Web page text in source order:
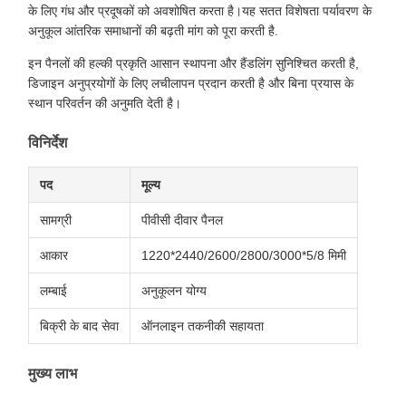
के लिए गंध और प्रदूषकों को अवशोषित करता है।यह सतत विशेषता पर्यावरण के
अनुकूल आंतरिक समाधानों की बढ़ती मांग को पूरा करती है.
इन पैनलों की हल्की प्रकृति आसान स्थापना और हैंडलिंग सुनिश्चित करती है,
डिजाइन अनुप्रयोगों के लिए लचीलापन प्रदान करती है और बिना प्रयास के
स्थान परिवर्तन की अनुमति देती है।
विनिर्देश
पद मूल्य
सामग्री पीवीसी दीवार पैनल
आकार 1220*2440/2600/2800/3000*5/8 मिमी
लम्बाई अनुकूलन योग्य
बिक्री के बाद सेवा ऑनलाइन तकनीकी सहायता
मुख्य लाभ